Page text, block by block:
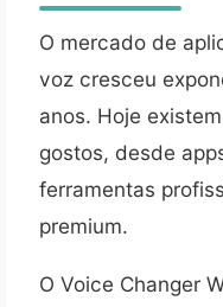
O mercado de
voz cresceu
anos. Hoje
gostos, desde
ferramentas
premium.
O Voice Changer